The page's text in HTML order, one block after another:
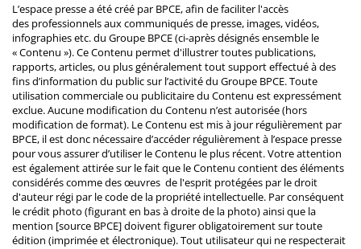
L’espace presse a été créé par BPCE, afin de faciliter l'accès
des professionnels aux communiqués de presse, images, vidéos,
infographies etc. du Groupe BPCE (ci-après désignés ensemble le
« Contenu »). Ce Contenu permet d'illustrer toutes publications,
rapports, articles, ou plus généralement tout support effectué à des
fins d’information du public sur l’activité du Groupe BPCE. Toute
utilisation commerciale ou publicitaire du Contenu est expressément
exclue. Aucune modification du Contenu n’est autorisée (hors
modification de format). Le Contenu est mis à jour régulièrement par
BPCE, il est donc nécessaire d’accéder régulièrement à l’espace presse
pour vous assurer d’utiliser le Contenu le plus récent. Votre attention
est également attirée sur le fait que le Contenu contient des éléments
considérés comme des œuvres de l'esprit protégées par le droit
d'auteur régi par le code de la propriété intellectuelle. Par conséquent
le crédit photo (figurant en bas à droite de la photo) ainsi que la
mention [source BPCE] doivent figurer obligatoirement sur toute
édition (imprimée et électronique). Tout utilisateur qui ne respecterait